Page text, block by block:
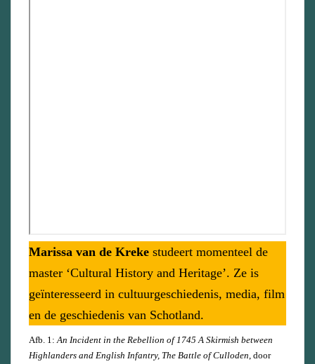
Marissa van de Kreke studeert momenteel de
master ‘Cultural History and Heritage’. Ze is
geïnteresseerd in cultuurgeschiedenis, media, film
en de geschiedenis van Schotland.
Afb. 1: An Incident in the Rebellion of 1745 A Skirmish between
Highlanders and English Infantry, The Battle of Culloden , door